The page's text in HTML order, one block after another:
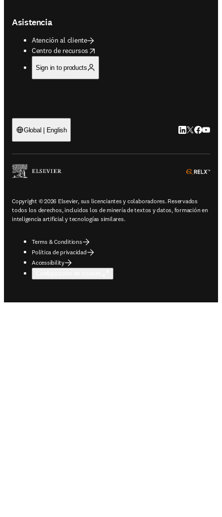
Asistencia
Atención al cliente
Centro de recursos
opens in new tab/window
Sign in to products
Global | English LinkedIn se
Twitter se
Copyright © 2026 Elsevier, sus licenciantes y colaboradores. Reservados
todos los derechos, incluidos los de minería de textos y datos, formación en
inteligencia artificial y tecnologías similares.
Terms & Conditions
Política de privacidad
Accessibility